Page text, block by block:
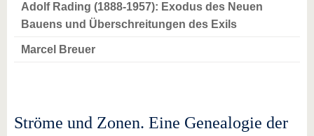
Adolf Rading (1888-1957): Exodus des Neuen
Bauens und Überschreitungen des Exils
Marcel Breuer
Ströme und Zonen. Eine Genealogie der